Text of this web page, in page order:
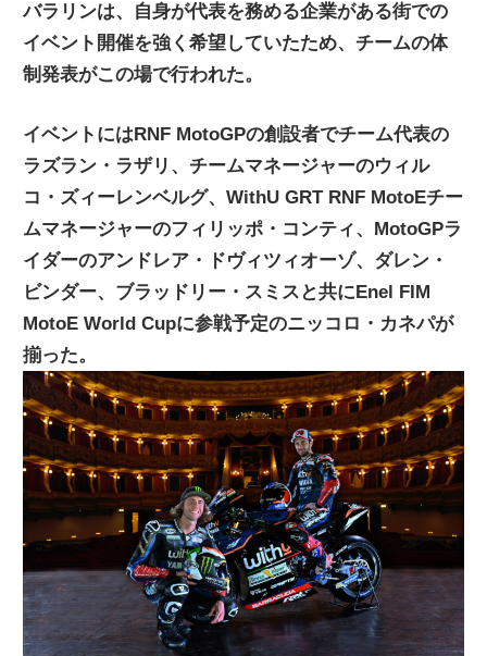
ュ
ス
バラリンは、自身が代表を務める企業がある街での
イベント開催を強く希望していたため、チームの体
制発表がこの場で行われた。
イベントにはRNF MotoGPの創設者でチーム代表の
ラズラン・ラザリ、チームマネージャーのウィル
コ・ズィーレンベルグ、WithU GRT RNF MotoEチー
ムマネージャーのフィリッポ・コンティ、MotoGPラ
イダーのアンドレア・ドヴィツィオーゾ、ダレン・
ビンダー、ブラッドリー・スミスと共にEnel FIM
MotoE World Cupに参戦予定のニッコロ・カネパが
揃った。